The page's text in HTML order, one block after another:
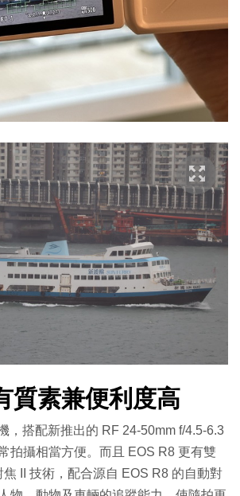
質素兼便利度高
，搭配新推出的 RF 24-50mm f/4.5-6.3
拍攝相當方便。而且 EOS R8 更有雙
II 技術，配合源自 EOS R8 的自動對